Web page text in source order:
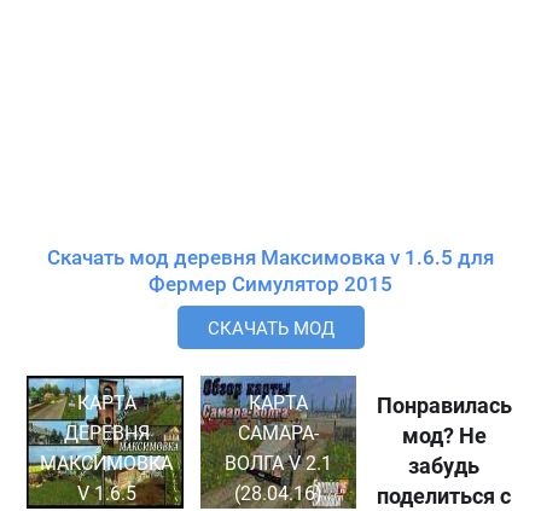
Скачать мод деревня Максимовка v 1.6.5 для
Фермер Симулятор 2015
СКАЧАТЬ МОД
КАРТА
ДЕРЕВНЯ
МАКСИМОВКА
V 1.6.5
КАРТА
САМАРА-
ВОЛГА V 2.1
(28.04.16)
Понравилась
мод? Не
забудь
поделиться с